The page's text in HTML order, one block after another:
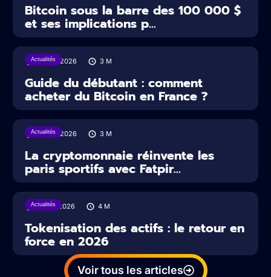
Bitcoin sous la barre des 100 000 $
et ses implications p...
Actualités
29/07/2026 3 M
Guide du débutant : comment
acheter du Bitcoin en France ?
Actualités
22/07/2026 3 M
La cryptomonnaie réinvente les
paris sportifs avec Fatpir...
Actualités
16/07/2026 4 M
Tokenisation des actifs : le retour en
force en 2026
Voir tous les articles